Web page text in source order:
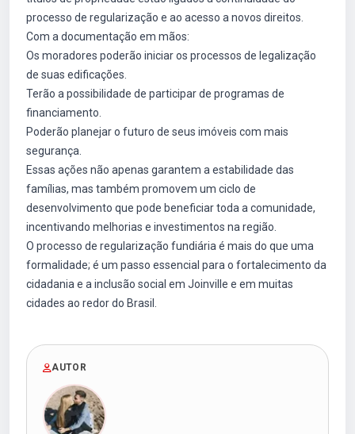
processo de regularização e ao acesso a novos direitos.
Com a documentação em mãos:
Os moradores poderão iniciar os processos de legalização
de suas edificações.
Terão a possibilidade de participar de programas de
financiamento.
Poderão planejar o futuro de seus imóveis com mais
segurança.
Essas ações não apenas garantem a estabilidade das
famílias, mas também promovem um ciclo de
desenvolvimento que pode beneficiar toda a comunidade,
incentivando melhorias e investimentos na região.
O processo de regularização fundiária é mais do que uma
formalidade; é um passo essencial para o fortalecimento da
cidadania e a inclusão social em Joinville e em muitas
cidades ao redor do Brasil.
AUTOR